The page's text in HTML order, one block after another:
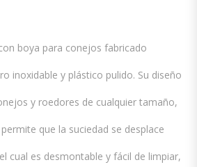
boya para conejos fabricado
inoxidable y plástico pulido. Su diseño
y roedores de cualquier tamaño,
que la suciedad se desplace
cual es desmontable y fácil de limpiar,